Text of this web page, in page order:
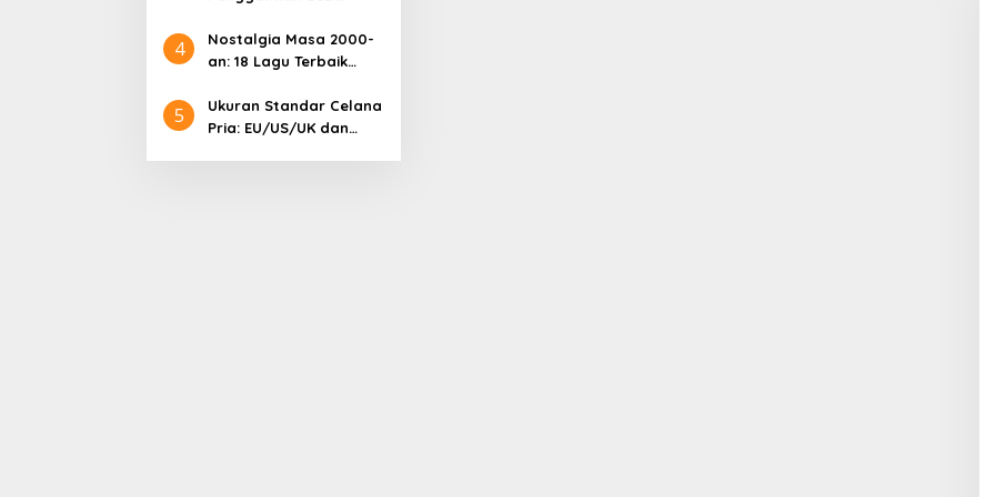
Lengkap dan Informasi
Terkini
4
Nostalgia Masa 2000-
an: 18 Lagu Terbaik
Menggetarkan Hati
5
Ukuran Standar Celana
Pria: EU/US/UK dan